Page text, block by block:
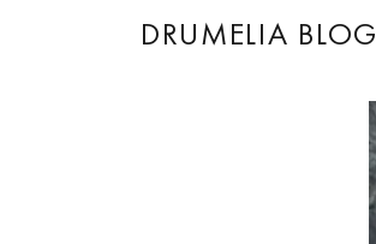
DRUMELIA BLOG